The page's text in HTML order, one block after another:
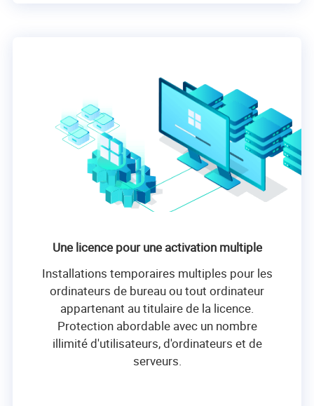
Une licence pour une activation multiple
Installations temporaires multiples pour les
ordinateurs de bureau ou tout ordinateur
appartenant au titulaire de la licence.
Protection abordable avec un nombre
illimité d'utilisateurs, d'ordinateurs et de
serveurs.